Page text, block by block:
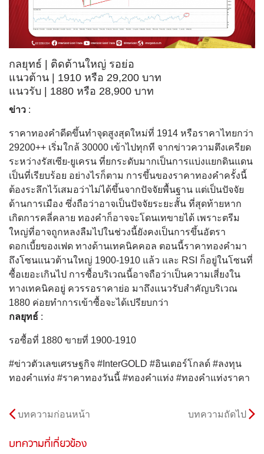
กลยุทธ์ | ติดต้านใหญ่ รอย่อ
แนวต้าน | 1910 หรือ 29,200 บาท
แนวรับ | 1880 หรือ 28,900 บาท
ข่าว :
ราคาทองคำดีดขึ้นทำจุดสูงสุดใหม่ที่ 1914 หรือราคาไทยกว่า
29200++ เริ่มใกล้ 30000 เข้าไปทุกที จากข่าวความตึงเครียด
ระหว่างรัสเซีย-ยูเครน ที่ยกระดับมากเป็นการแบ่งแยกดินแดน
เป็นที่เรียบร้อย อย่างไรก็ตาม การขึ้นของราคาทองคำครั้งนี้
ต้องระลึกไว้เสมอว่าไม่ได้ขึ้นจากปัจจัยพื้นฐาน แต่เป็นปัจจัย
ด้านการเมือง ซึ่งถือว่าอาจเป็นปัจจัยระยะสั้น ที่สุดท้ายหาก
เกิดการคลี่คลาย ทองคำก็อาจจะโดนเทขายได้ เพราะตรีม
ใหญ่ที่อาจถูกหลงลืมไปในช่วงนี้ยังคงเป็นการขึ้นอัตรา
ดอกเบี้ยของเฟด ทางด้านเทคนิคคอล ตอนนี้ราคาทองคำมา
ถึงโซนแนวต้านใหญ่ 1900-1910 แล้ว และ RSI ก็อยู่ในโซนที่
ซื้อเยอะเกินไป การซื้อบริเวณนี้อาจถือว่าเป็นความเสี่ยงใน
ทางเทคนิคอยู่ ควรรอราคาย่อ มาถึงแนวรับสำคัญบริเวณ
1880 ค่อยทำการเข้าซื้อจะได้เปรียบกว่า
กลยุทธ์ :
รอซื้อที่ 1880 ขายที่ 1900-1910
#ข่าวตัวเลขเศรษฐกิจ #InterGOLD #อินเตอร์โกลด์ #ลงทุน
ทองคำแท่ง #ราคาทองวันนี้ #ทองคำแท่ง #ทองคำแท่งราคา
บทความก่อนหน้า บทความถัดไป
บทความที่เกี่ยวข้อง